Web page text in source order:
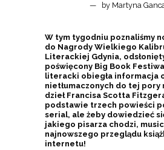
by Martyna
W tym tygodniu poznaliśmy
do Nagrody Wielkiego
Literackiej Gdynia,
poświęcony Big Book
literacki obiegła informacja
nietłumaczonych do tej pory
dzieł Francisa Scotta
podstawie trzech powieści
serial, ale żeby dowiedzieć
jakiego pisarza chodzi,
najnowszego przeglądu
internetu!